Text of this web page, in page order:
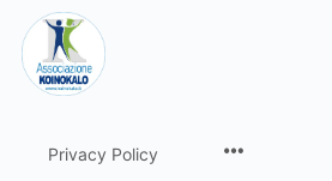
Privacy Policy